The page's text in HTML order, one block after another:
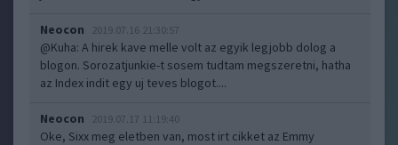
Neocon 2019.07.16 21:30:57
@Kuha: A hirek kave melle volt az egyik legjobb dolog a
blogon. Sorozatjunkie-t sosem tudtam megszeretni, hatha
az Index indit egy uj teves blogot....
Neocon 2019.07.17 11:19:40
Oke, Sixx meg eletben van, most irt cikket az Emmy